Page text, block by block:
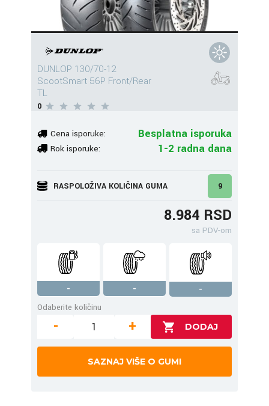
DUNLOP 130/70-12
ScootSmart 56P Front/Rear
TL
0
Cena isporuke: Besplatna isporuka
Rok isporuke: 1-2 radna dana
RASPOLOŽIVA KOLIČINA GUMA 9
8.984 RSD
sa PDV-om
- -
-
Odaberite količinu
- +
SAZNAJ VIŠE O GUMI